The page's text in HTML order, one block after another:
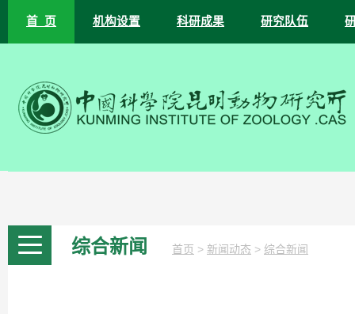
首 页 机构设置 科研成果 研究队伍
综合新闻 首页 > 新闻动态 > 综合新闻